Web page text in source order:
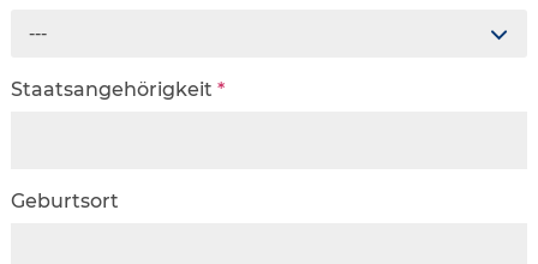
---
Staatsangehörigkeit *
Geburtsort